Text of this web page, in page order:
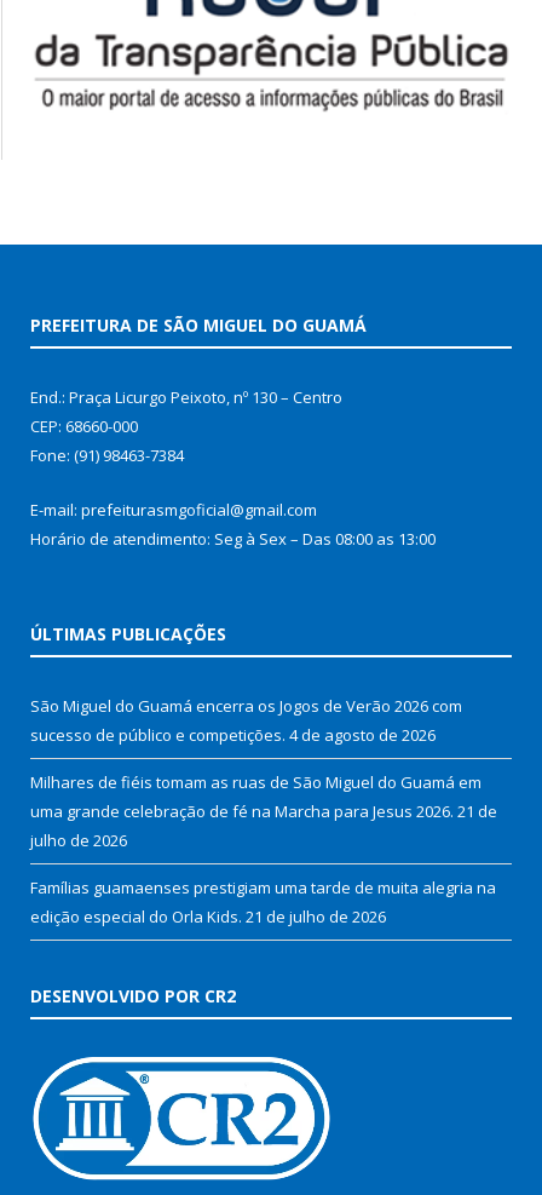
PREFEITURA DE SÃO MIGUEL DO GUAMÁ
End.: Praça Licurgo Peixoto, nº 130 – Centro
CEP: 68660-000
Fone: (91) 98463-7384
E-mail: prefeiturasmgoficial@gmail.com
Horário de atendimento: Seg à Sex – Das 08:00 as 13:00
ÚLTIMAS PUBLICAÇÕES
São Miguel do Guamá encerra os Jogos de Verão 2026 com
sucesso de público e competições. 4 de agosto de 2026
Milhares de fiéis tomam as ruas de São Miguel do Guamá em
uma grande celebração de fé na Marcha para Jesus 2026. 21 de
julho de 2026
Famílias guamaenses prestigiam uma tarde de muita alegria na
edição especial do Orla Kids. 21 de julho de 2026
DESENVOLVIDO POR CR2